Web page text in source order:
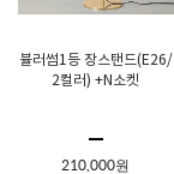
뷸러썸1등 장스탠드(E26/
2컬러) +N소켓
210,000원